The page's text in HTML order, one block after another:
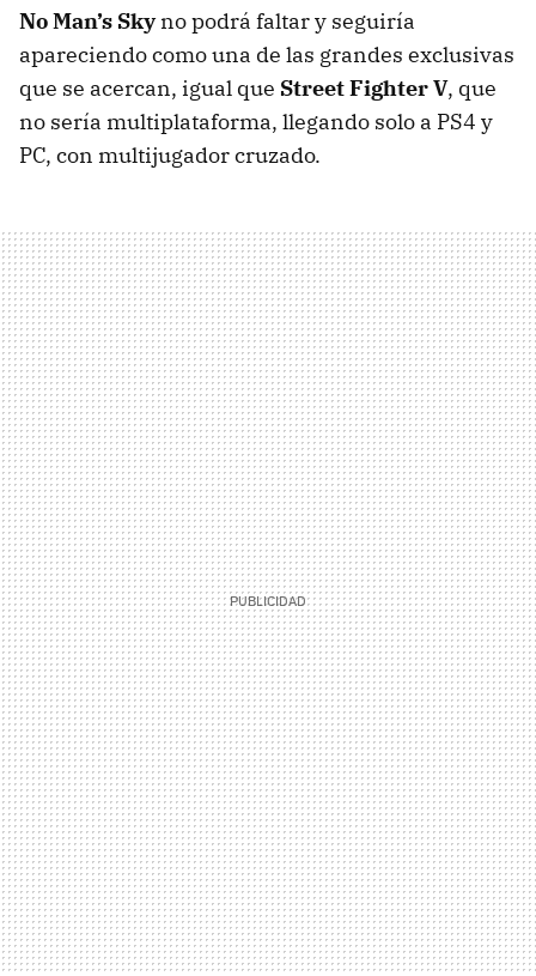
No Man’s Skyno podrá faltar y seguiría
apareciendo como una de las grandes exclusivas
que se acercan, igual que Street Fighter V, que
no sería multiplataforma, llegando solo a PS4 y
PC, con multijugador cruzado.